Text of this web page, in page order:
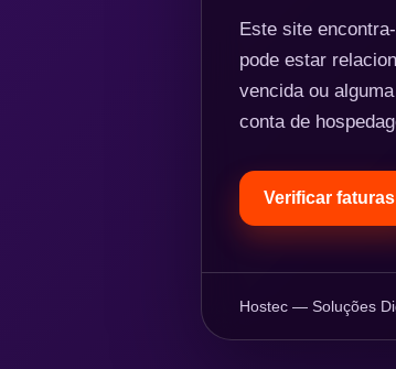
Este site
pode estar
vencida ou
conta de
Verificar faturas
Hostec — Soluções